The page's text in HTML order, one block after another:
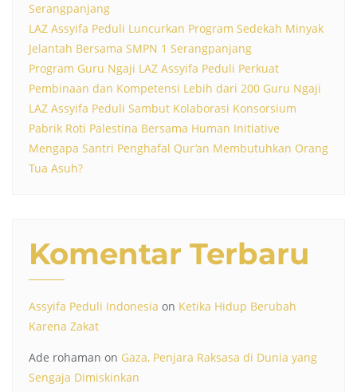
Serangpanjang
LAZ Assyifa Peduli Luncurkan Program Sedekah Minyak
Jelantah Bersama SMPN 1 Serangpanjang
Program Guru Ngaji LAZ Assyifa Peduli Perkuat
Pembinaan dan Kompetensi Lebih dari 200 Guru Ngaji
LAZ Assyifa Peduli Sambut Kolaborasi Konsorsium
Pabrik Roti Palestina Bersama Human Initiative
Mengapa Santri Penghafal Qur’an Membutuhkan Orang
Tua Asuh?
Komentar Terbaru
Assyifa Peduli Indonesia on Ketika Hidup Berubah
Karena Zakat
Ade rohaman on Gaza, Penjara Raksasa di Dunia yang
Sengaja Dimiskinkan